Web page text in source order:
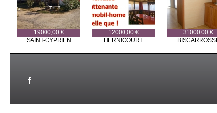
19000,00 €
SAINT-CYPRIEN
12000,00 €
HERNICOURT
31000,00 €